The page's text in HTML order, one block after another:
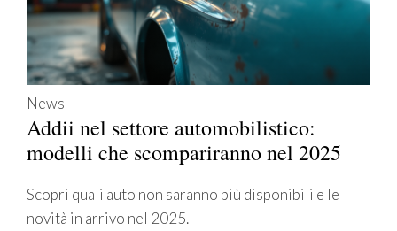
News
Addii nel settore automobilistico:
modelli che scompariranno nel 2025
Scopri quali auto non saranno più disponibili e le
novità in arrivo nel 2025.